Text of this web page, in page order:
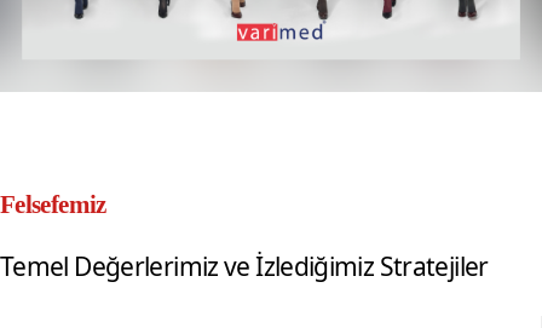
Felsefemiz
Temel Değerlerimiz ve İzlediğimiz Stratejiler